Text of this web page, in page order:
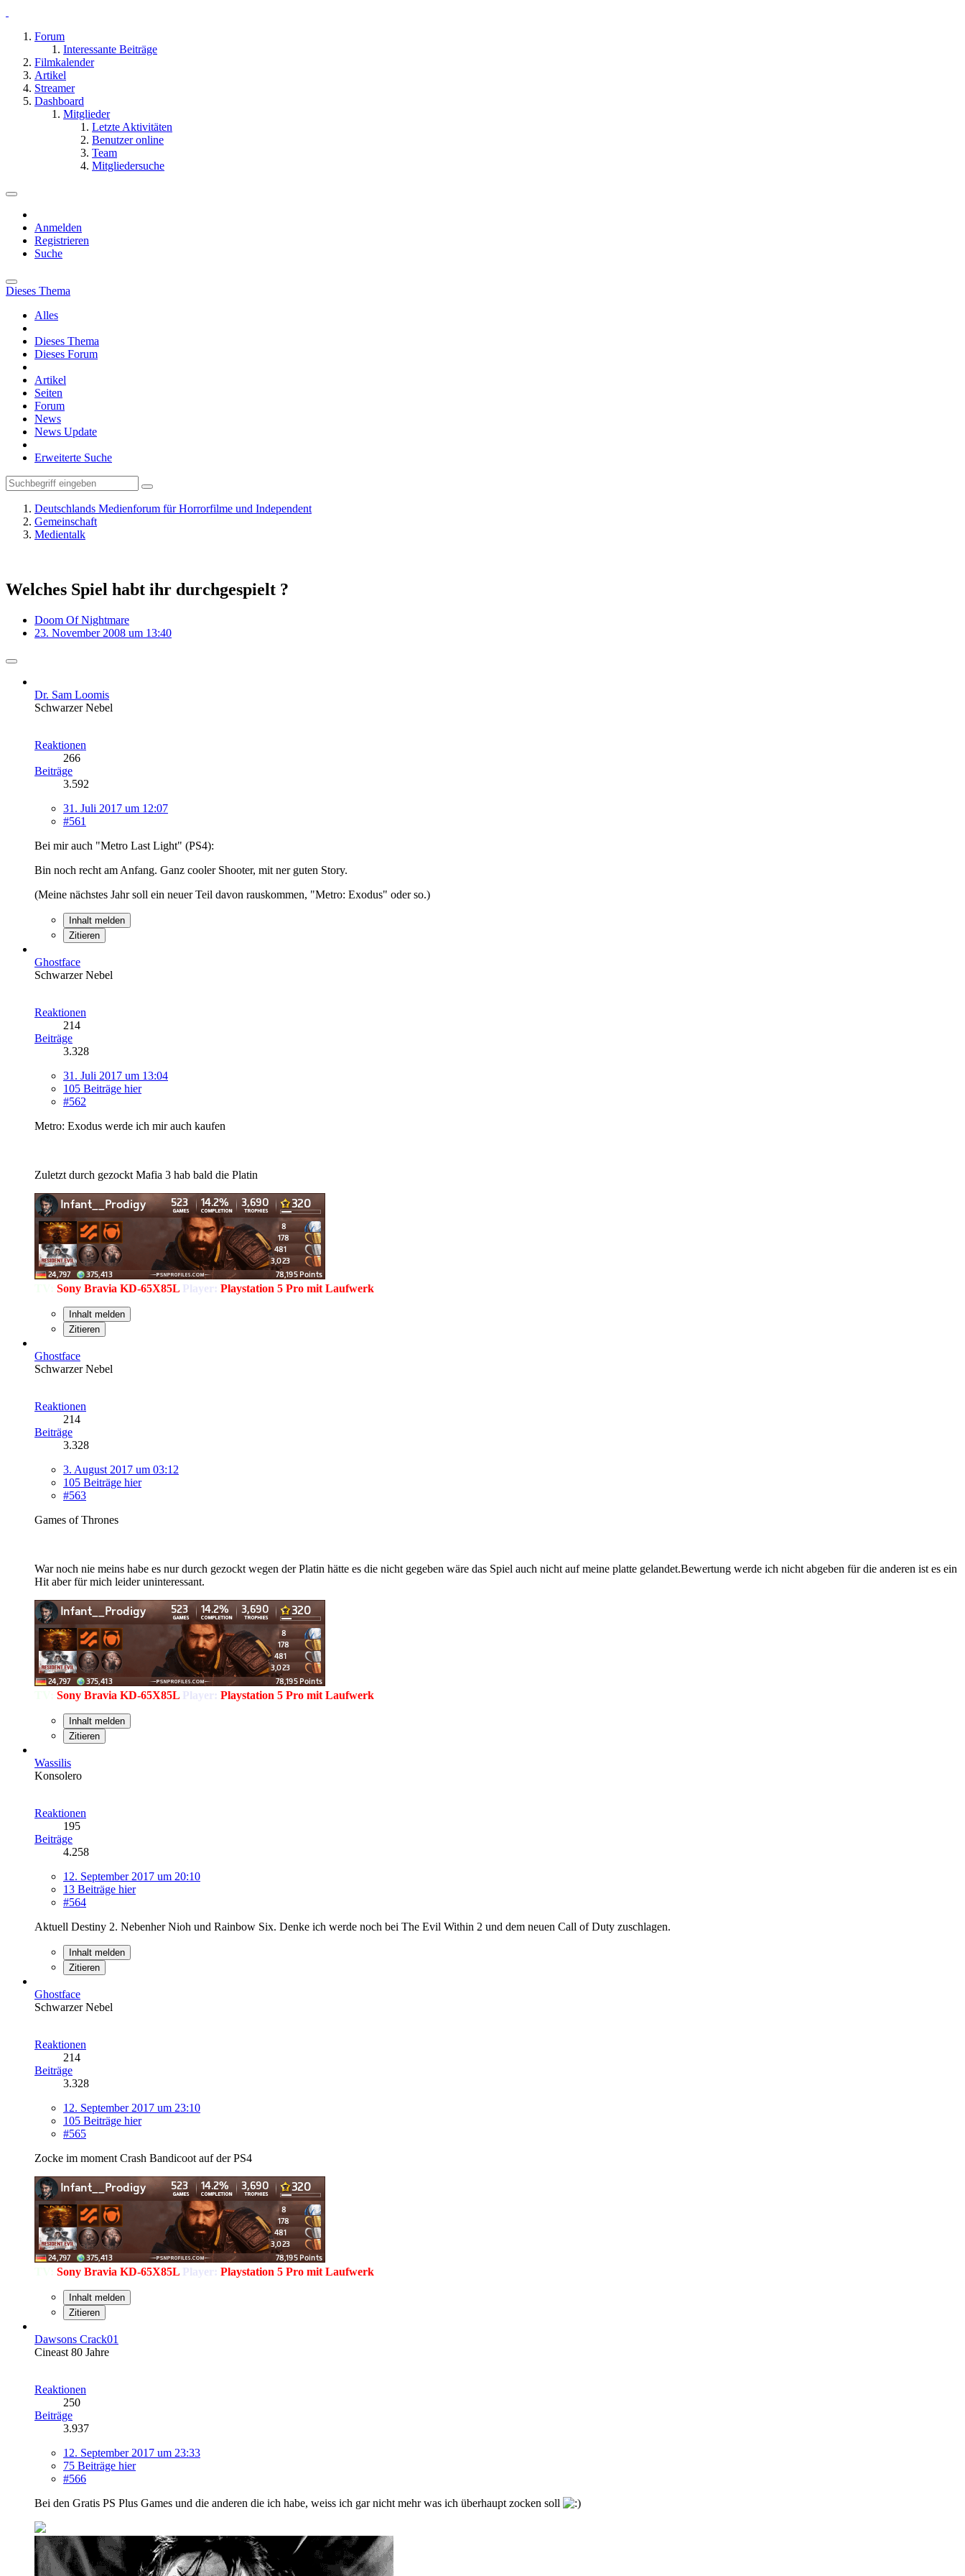
Forum
Interessante Beiträge
Filmkalender
Artikel
Streamer
Dashboard
Mitglieder
Letzte Aktivitäten
Benutzer online
Team
Mitgliedersuche
Anmelden
Registrieren
Suche
Dieses Thema
Alles
Dieses Thema
Dieses Forum
Artikel
Seiten
Forum
News
News Update
Erweiterte Suche
Deutschlands Medienforum für Horrorfilme und Independent
Gemeinschaft
Medientalk
Welches Spiel habt ihr durchgespielt ?
Doom Of Nightmare
23. November 2008 um 13:40
Dr. Sam Loomis
Schwarzer Nebel
Reaktionen
266
Beiträge
3.592
31. Juli 2017 um 12:07
#561
Bei mir auch "Metro Last Light" (PS4):
Bin noch recht am Anfang. Ganz cooler Shooter, mit ner guten Story.
(Meine nächstes Jahr soll ein neuer Teil davon rauskommen, "Metro: Exodus" oder so.)
Inhalt melden
Zitieren
Ghostface
Schwarzer Nebel
Reaktionen
214
Beiträge
3.328
31. Juli 2017 um 13:04
105 Beiträge hier
#562
Metro: Exodus werde ich mir auch kaufen
Zuletzt durch gezockt Mafia 3 hab bald die Platin
Sony Bravia KD-65X85L Player: Playstation 5 Pro mit Laufwerk
Inhalt melden
Zitieren
Ghostface
Schwarzer Nebel
Reaktionen
214
Beiträge
3.328
3. August 2017 um 03:12
105 Beiträge hier
#563
Games of Thrones
War noch nie meins habe es nur durch gezockt wegen der Platin hätte es die nicht gegeben wäre das Spiel auch nicht auf meine platte gelandet.Bewertung werde ich nicht abgeben für die anderen ist es ein
Hit aber für mich leider uninteressant.
Sony Bravia KD-65X85L Player: Playstation 5 Pro mit Laufwerk
Inhalt melden
Zitieren
Wassilis
Konsolero
Reaktionen
195
Beiträge
4.258
12. September 2017 um 20:10
13 Beiträge hier
#564
Aktuell Destiny 2. Nebenher Nioh und Rainbow Six. Denke ich werde noch bei The Evil Within 2 und dem neuen Call of Duty zuschlagen.
Inhalt melden
Zitieren
Ghostface
Schwarzer Nebel
Reaktionen
214
Beiträge
3.328
12. September 2017 um 23:10
105 Beiträge hier
#565
Zocke im moment Crash Bandicoot auf der PS4
Sony Bravia KD-65X85L Player: Playstation 5 Pro mit Laufwerk
Inhalt melden
Zitieren
Dawsons Crack01
Cineast 80 Jahre
Reaktionen
250
Beiträge
3.937
12. September 2017 um 23:33
75 Beiträge hier
#566
Bei den Gratis PS Plus Games und die anderen die ich habe, weiss ich gar nicht mehr was ich überhaupt zocken soll